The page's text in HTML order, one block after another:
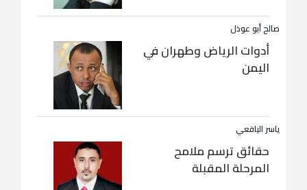
صالح أبو عوذل
أدوات الرياض وطهران في
اليمن
ياسر اليافعي
حقائق ترسم ملامح
المرحلة المقبلة